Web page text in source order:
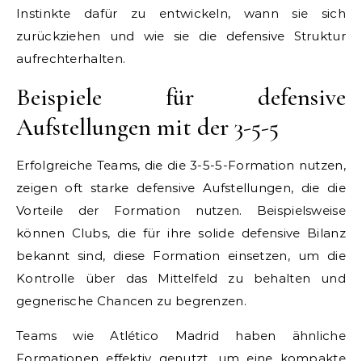
Instinkte dafür zu entwickeln, wann sie sich
zurückziehen und wie sie die defensive Struktur
aufrechterhalten.
Beispiele für defensive
Aufstellungen mit der 3-5-5
Erfolgreiche Teams, die die 3-5-5-Formation nutzen,
zeigen oft starke defensive Aufstellungen, die die
Vorteile der Formation nutzen. Beispielsweise
können Clubs, die für ihre solide defensive Bilanz
bekannt sind, diese Formation einsetzen, um die
Kontrolle über das Mittelfeld zu behalten und
gegnerische Chancen zu begrenzen.
Teams wie Atlético Madrid haben ähnliche